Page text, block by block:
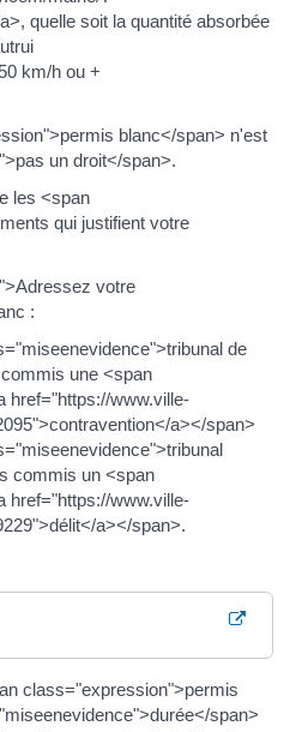
quelle soit la quantité absorbée
km/h ou +
blanc</span> n'est
un droit</span>.
les <span
qui justifient votre
votre
:
de
une <span
href="https://www.ville-
a></span>
commis un <span
href="https://www.ville-
a></span>.
class="expression">permis
span>